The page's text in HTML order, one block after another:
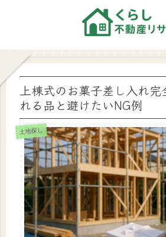
上棟式のお菓子差し入れ
れる品と避けたいNG例
土地探し